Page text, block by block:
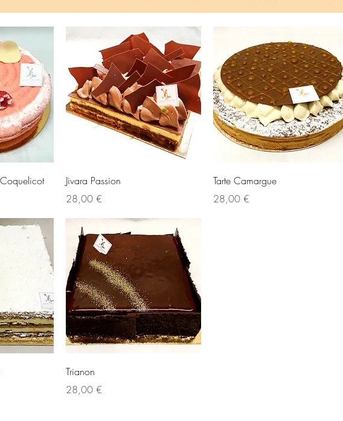
Aperçu rapide
Jivara Passion
Prix
28,00 €
Tarte Camargue
Prix
28,00 €
Trianon
Prix
28,00 €